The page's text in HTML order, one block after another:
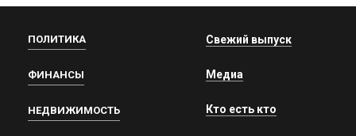
ПОЛИТИКА
ФИНАНСЫ
НЕДВИЖИМОСТЬ
Свежий выпуск
Медиа
Кто есть кто